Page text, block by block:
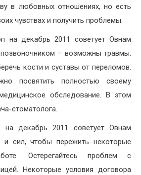
в любовных отношениях, но есть
чувствах и получить проблемы.
на декабрь 2011 советует Овнам
– возможны травмы.
кости и суставы от переломов.
посвятить полностью своему
обследование. В этом
стоматолога.
на декабрь 2011 советует Овнам
и сил, чтобы пережить некоторые
Остерегайтесь проблем с
Некоторые условия договора